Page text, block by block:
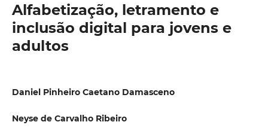
Alfabetização, letramento e
inclusão digital para jovens e
adultos
Daniel Pinheiro Caetano Damasceno
Neyse de Carvalho Ribeiro